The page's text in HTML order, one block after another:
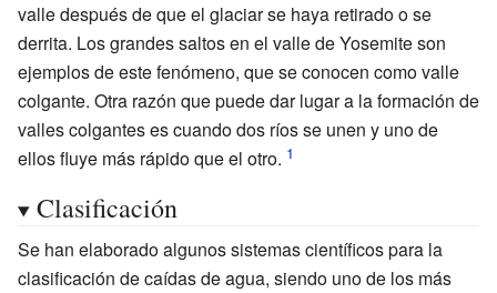
valle después de que el glaciar se haya retirado o se
derrita. Los grandes saltos en el valle de Yosemite son
ejemplos de este fenómeno, que se conocen comovalle
colgante. Otra razón que puede dar lugar a la formación de
valles colgantes es cuando dos ríos se unen y uno de
ellos fluye más rápido que el otro.
Clasificación
Se han elaborado algunos sistemas científicos para la
clasificación de caídas de agua, siendo uno de los más